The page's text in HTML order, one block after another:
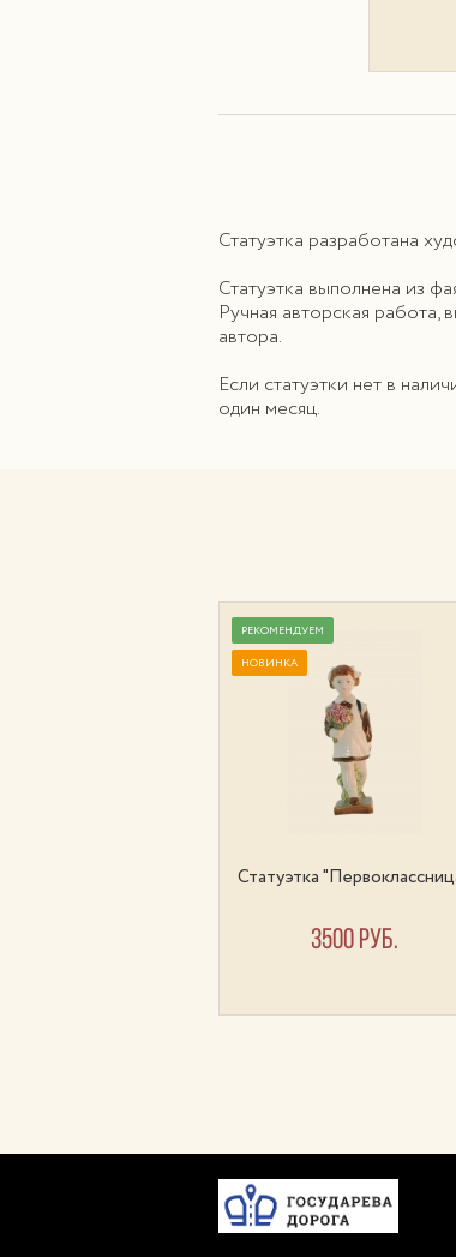
Статуэтка разработана
Статуэтка выполнена из
Ручная авторская работа,
автора.
Если статуэтки нет в
один месяц.
РЕКОМЕНДУЕМ
НОВИНКА
Статуэтка
3500 руб.